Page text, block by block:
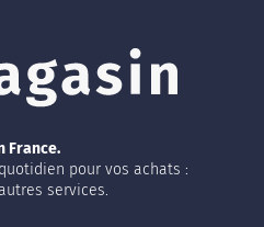
France.
pour vos achats :
services.